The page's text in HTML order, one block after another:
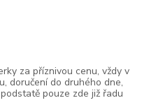
za příznivou cenu, vždy v
doručení do druhého dne,
pouze zde již řadu